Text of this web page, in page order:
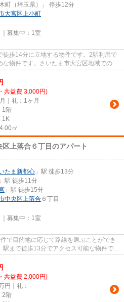
町（埼玉県）」 停歩12分
大宮区上小町
募集中： 1室
徒歩14分に立地する物件です。2駅利用で
物件です。さいたま市大宮区地域での不
共益費 3,000円)
｜礼：1ヶ月
1階
1K
㎡
区上落合６丁目のアパート
たま新都心 」駅 徒歩13分
」駅 徒歩11分
」駅 徒歩15分
中央区上落合 ６丁目
募集中： 1室
で目的地に応じて路線を選ぶことができ
駅まで徒歩13分でアクセス可能な物件で
共益費 2,000円)
円｜礼：-
2階